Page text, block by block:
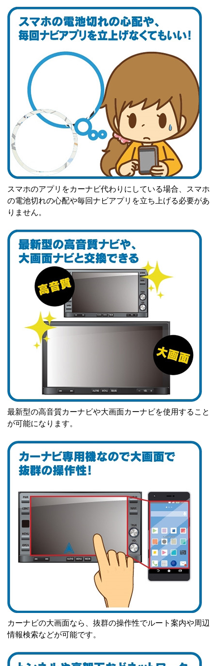
スマホのアプリをカーナビ代わりにしている場合、スマホ
の電池切れの心配や毎回ナビアプリを立ち上げる必要があ
りません。
最新型の高音質カーナビや大画面カーナビを使用すること
が可能になります。
カーナビの大画面なら、抜群の操作性でルート案内や周辺
情報検索などが可能です。